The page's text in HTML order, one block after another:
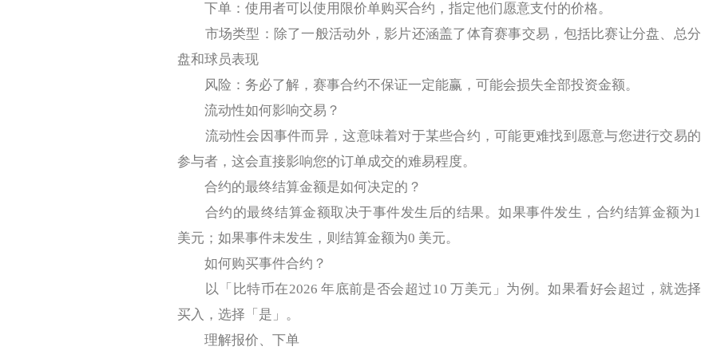
下单：使用者可以使用限价单购买合约，指定他们愿意支付的价格。
市场类型：除了一般活动外，影片还涵盖了体育赛事交易，包括比赛让分盘、总分
盘和球员表现
风险：务必了解，赛事合约不保证一定能赢，可能会损失全部投资金额。
流动性如何影响交易？
流动性会因事件而异，这意味着对于某些合约，可能更难找到愿意与您进行交易的
参与者，这会直接影响您的订单成交的难易程度。
合约的最终结算金额是如何决定的？
合约的最终结算金额取决于事件发生后的结果。如果事件发生，合约结算金额为1
美元；如果事件未发生，则结算金额为0 美元。
如何购买事件合约？
以「比特币在2026 年底前是否会超过10 万美元」为例。如果看好会超过，就选择
买入，选择「是」。
理解报价、下单